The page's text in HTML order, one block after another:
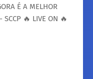
É A MELHOR
SCCP 🔥 LIVE ON 🔥